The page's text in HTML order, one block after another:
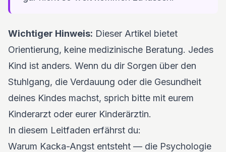
Wichtiger Hinweis: Dieser Artikel bietet
Orientierung, keine medizinische Beratung. Jedes
Kind ist anders. Wenn du dir Sorgen über den
Stuhlgang, die Verdauung oder die Gesundheit
deines Kindes machst, sprich bitte mit eurem
Kinderarzt oder eurer Kinderärztin.
In diesem Leitfaden erfährst du:
Warum Kacka-Angst entsteht — die Psychologie